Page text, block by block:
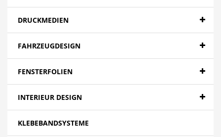
DRUCKMEDIEN
FAHRZEUGDESIGN
FENSTERFOLIEN
INTERIEUR DESIGN
KLEBEBANDSYSTEME